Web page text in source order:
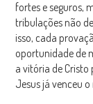
fortes e seguros,
tribulações não
isso, cada
oportunidade de
a vitória de Cristo
Jesus já venceu o